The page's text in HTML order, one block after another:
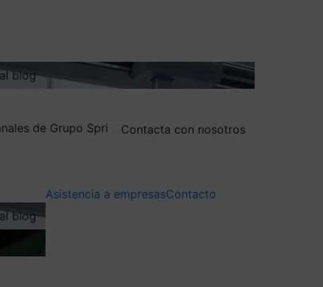
blog
de Grupo Spri
Contacta con nosotros
blog
Asistencia a empresasContacto